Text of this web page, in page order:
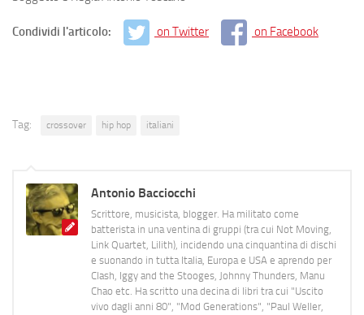
Condividi l'articolo: on Twitter on Facebook
Tag: crossover hip hop italiani
Antonio Bacciocchi
Scrittore, musicista, blogger. Ha militato come
batterista in una ventina di gruppi (tra cui Not Moving,
Link Quartet, Lilith), incidendo una cinquantina di dischi
e suonando in tutta Italia, Europa e USA e aprendo per
Clash, Iggy and the Stooges, Johnny Thunders, Manu
Chao etc. Ha scritto una decina di libri tra cui "Uscito
vivo dagli anni 80", "Mod Generations", "Paul Weller,